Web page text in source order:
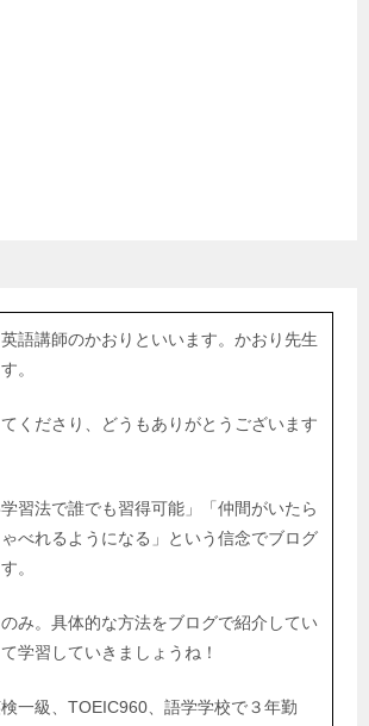
語講師のかおりといいます。かおり先生
。
くださり、どうもありがとうございます
学習法で誰でも習得可能」「仲間がいたら
べれるようになる」という信念でブログ
。
み。具体的な方法をブログで紹介してい
学習していきましょうね！
一級、TOEIC960、語学学校で３年勤